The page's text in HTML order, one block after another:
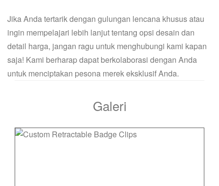
Jika Anda tertarik dengan gulungan lencana khusus atau
ingin mempelajari lebih lanjut tentang opsi desain dan
detail harga, jangan ragu untuk menghubungi kami kapan
saja! Kami berharap dapat berkolaborasi dengan Anda
untuk menciptakan pesona merek eksklusif Anda.
Galeri